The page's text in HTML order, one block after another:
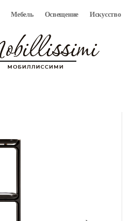
Мебель Освещение Искусство